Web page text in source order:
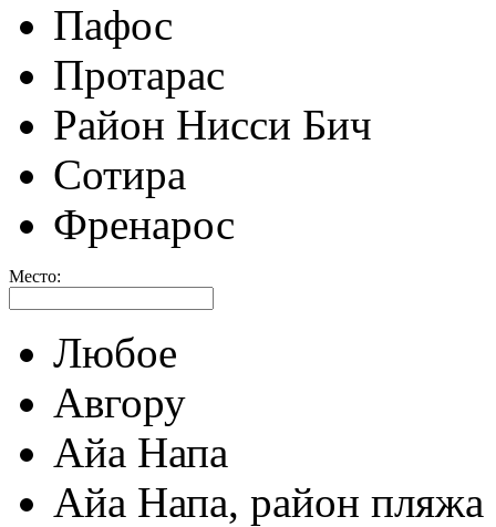
Пафос
Протарас
Район Нисси Бич
Сотира
Френарос
Место:
Любое
Авгору
Айа Напа
Айа Напа, район